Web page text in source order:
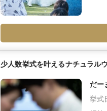
少人数挙式を叶えるナチュラル
だー
挙式